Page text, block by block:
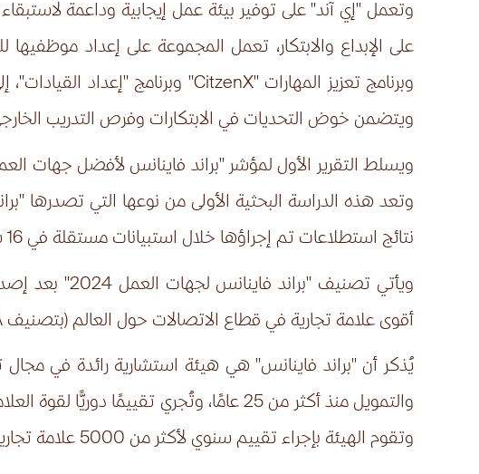
على الإبداع والابتكار، تعمل المجموعة على إعداد
وبرنامج تعزيز المهارات "CitzenX" وبرنامج "إعداد
ويتضمن خوض التحديات في الابتكارات وفرص التدريب
ويسلط التقرير الأول لمؤشر "براند فاينانس لأفضل جهات
نتائج استطلاعات تم إجراؤها خلال استبيانات مستقلة في 16 سوقاً عالمياً.
ويأتي تصنيف
أقوى علامة تجارية في قطاع الاتصالات حول العالم (بتصنيف
يُذكر أن "براند فاينانس" هي هيئة استشارية رائدة في
والتمويل منذ أكثر من 25 عامًا، وتُجري
وتقوم الهيئة بإجراء تقييم سنوي لأكثر من 5000 علامة تجارية، وتنشر أكثر من 100 تقرير لتصنيف العلامات التجارية في جميع القطاعات والدول.